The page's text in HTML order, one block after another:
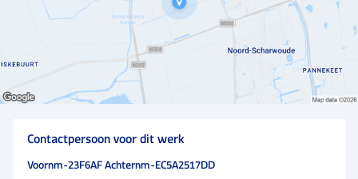
Contactpersoon voor dit werk
Voornm-23F6AF Achternm-EC5A2517DD